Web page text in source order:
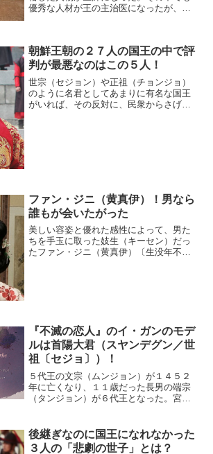
優秀な人材が王の主治医になったが、そ
朝鮮王朝の２７人の国王の中で評
判が最悪なのはこの５人！
世宗（セジョン）や正祖（チョンジョ）
のように名君としてあまりに有名な国王
がいれば、その反対に、民衆からさげす
ファン・ジニ（黄真伊）！男なら
誰もが会いたがった
美しい容姿と優れた感性によって、男た
ちを手玉に取った妓生（キーセン）だっ
たファン・ジニ（黄真伊）〔生没年不
『不滅の恋人』のイ・ガンのモデ
ルは首陽大君（スヤンデグン／世
祖〔セジョ〕）！
５代王の文宗（ムンジョン）が１４５２
年に亡くなり、１１歳だった長男の端宗
（タンジョン）が６代王となった。宮中
で、ひときわ強い存在感を放っていたの
が端宗の叔父にあたる首陽...
後継ぎなのに国王になれなかった
３人の「悲劇の世子」とは？